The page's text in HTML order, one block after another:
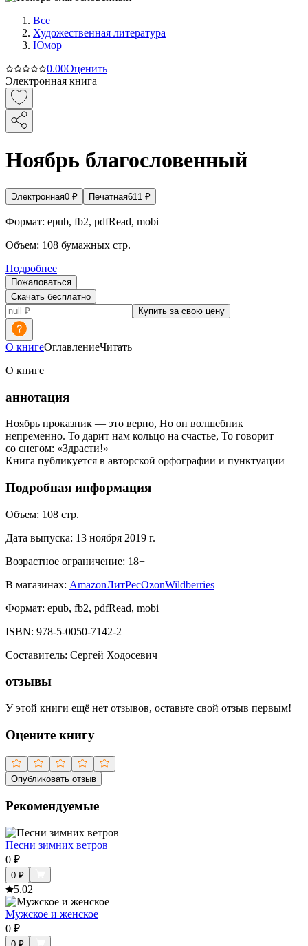
Все
Художественная литература
Юмор
0.00Оценить
Электронная книга
Ноябрь благословенный
Электронная0 ₽ Печатная611 ₽
Формат: epub, fb2, pdfRead, mobi
Объем: 108 бумажных стр.
Подробнее
Пожаловаться
Скачать бесплатно
Купить за свою цену
О книгеОглавлениеЧитать
О книге
аннотация
Ноябрь проказник — это верно, Но он волшебник
непременно. То дарит нам кольцо на счастье, То говорит
со снегом: «Здрасти!»
Книга публикуется в авторской орфографии и пунктуации
Подробная информация
Объем: 108 стр.
Дата выпуска: 13 ноября 2019 г.
Возрастное ограничение: 18+
В магазинах: AmazonЛитРесOzonWildberries
Формат: epub, fb2, pdfRead, mobi
ISBN: 978-5-0050-7142-2
Составитель: Сергей Ходосевич
отзывы
У этой книги ещё нет отзывов, оставьте свой отзыв первым!
Оцените книгу
Опубликовать отзыв
Рекомендуемые
Песни зимних ветров
0 ₽
0 ₽
5.02
Мужское и женское
0 ₽